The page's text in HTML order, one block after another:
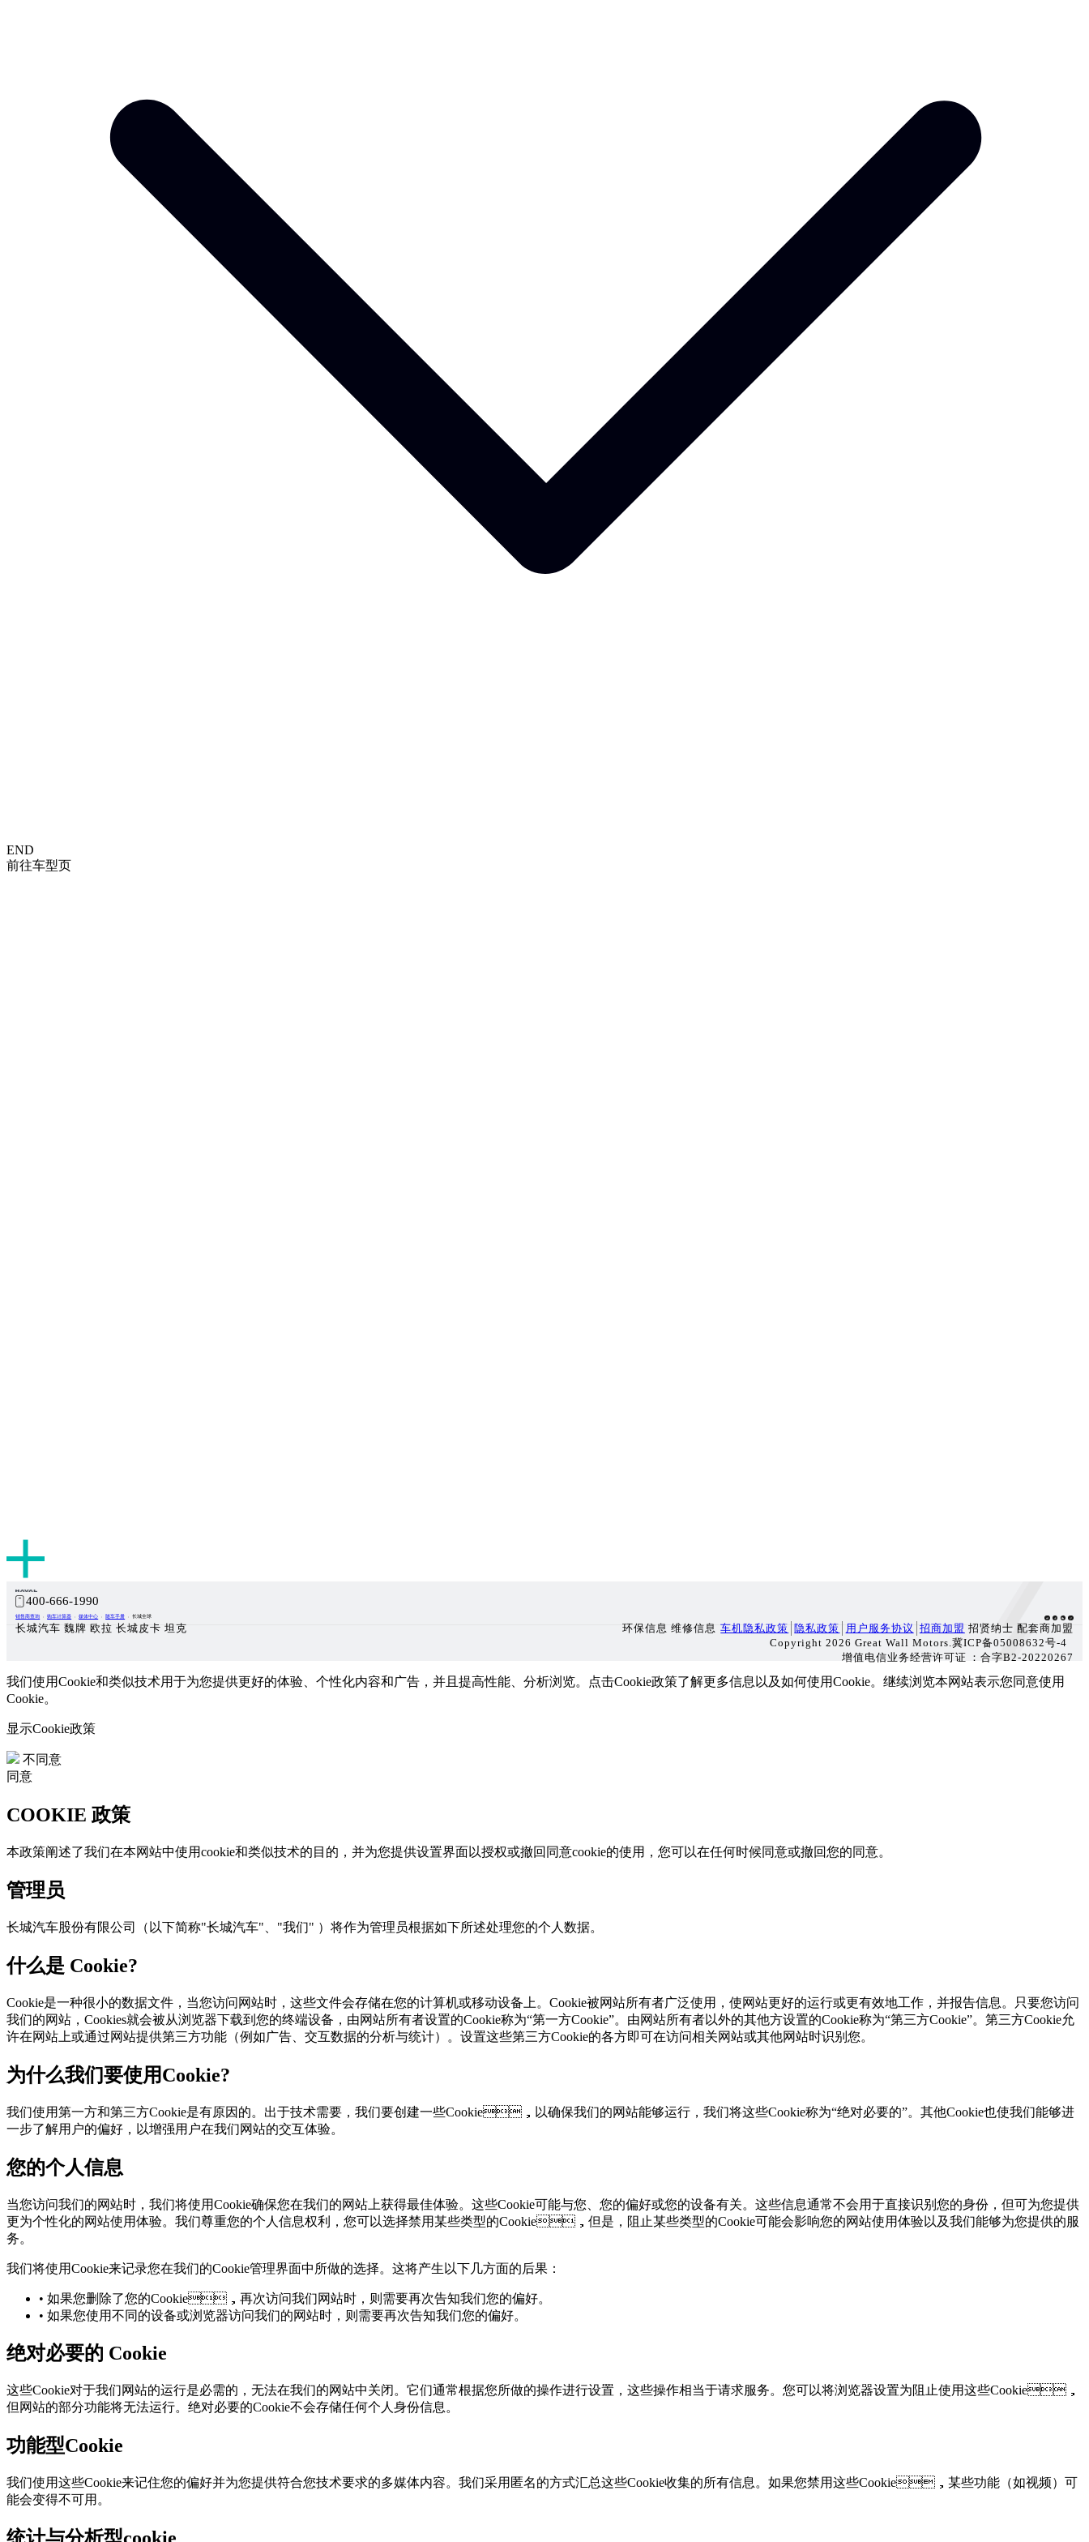
END
前往车型页
400-666-1990
销售商查询 购车计算器 媒体中心 随车手册 长城全球
长城汽车 魏牌 欧拉 长城皮卡 坦克 环保信息 维修信息 车机隐私政策 隐私政策 用户服务协议 招商加盟 招贤纳士 配套商加盟
Copyright 2026 Great Wall Motors.冀ICP备05008632号-4
增值电信业务经营许可证：合字B2-20220267
我们使用Cookie和类似技术用于为您提供更好的体验、个性化内容和广告，并且提高性能、分析浏览。点击Cookie政策了解更多信息以及如何使用Cookie。继续浏览本网站表示您同意使用
Cookie。
显示Cookie政策
不同意
同意
COOKIE 政策
本政策阐述了我们在本网站中使用cookie和类似技术的目的，并为您提供设置界面以授权或撤回同意cookie的使用，您可以在任何时候同意或撤回您的同意。
管理员
长城汽车股份有限公司（以下简称"长城汽车"、"我们" ）将作为管理员根据如下所述处理您的个人数据。
什么是 Cookie?
Cookie是一种很小的数据文件，当您访问网站时，这些文件会存储在您的计算机或移动设备上。Cookie被网站所有者广泛使用，使网站更好的运行或更有效地工作，并报告信息。只要您访问
我们的网站，Cookies就会被从浏览器下载到您的终端设备，由网站所有者设置的Cookie称为“第一方Cookie”。由网站所有者以外的其他方设置的Cookie称为“第三方Cookie”。第三方Cookie允
许在网站上或通过网站提供第三方功能（例如广告、交互数据的分析与统计）。设置这些第三方Cookie的各方即可在访问相关网站或其他网站时识别您。
为什么我们要使用Cookie?
我们使用第一方和第三方Cookie是有原因的。出于技术需要，我们要创建一些Cookie，以确保我们的网站能够运行，我们将这些Cookie称为“绝对必要的”。其他Cookie也使我们能够进
一步了解用户的偏好，以增强用户在我们网站的交互体验。
您的个人信息
当您访问我们的网站时，我们将使用Cookie确保您在我们的网站上获得最佳体验。这些Cookie可能与您、您的偏好或您的设备有关。这些信息通常不会用于直接识别您的身份，但可为您提供
更为个性化的网站使用体验。我们尊重您的个人信息权利，您可以选择禁用某些类型的Cookie，但是，阻止某些类型的Cookie可能会影响您的网站使用体验以及我们能够为您提供的服
务。
我们将使用Cookie来记录您在我们的Cookie管理界面中所做的选择。这将产生以下几方面的后果：
• 如果您删除了您的Cookie，再次访问我们网站时，则需要再次告知我们您的偏好。
• 如果您使用不同的设备或浏览器访问我们的网站时，则需要再次告知我们您的偏好。
绝对必要的 Cookie
这些Cookie对于我们网站的运行是必需的，无法在我们的网站中关闭。它们通常根据您所做的操作进行设置，这些操作相当于请求服务。您可以将浏览器设置为阻止使用这些Cookie，
但网站的部分功能将无法运行。绝对必要的Cookie不会存储任何个人身份信息。
功能型Cookie
我们使用这些Cookie来记住您的偏好并为您提供符合您技术要求的多媒体内容。我们采用匿名的方式汇总这些Cookie收集的所有信息。如果您禁用这些Cookie，某些功能（如视频）可
能会变得不可用。